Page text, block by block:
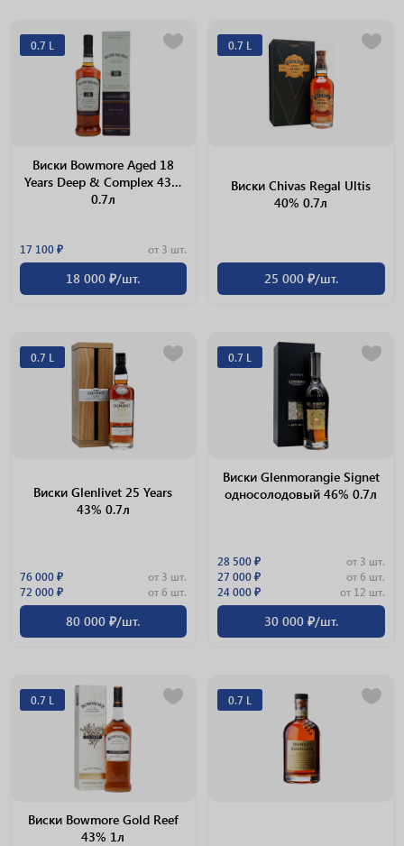
0.7 L
Виски Bowmore Aged 18
Years Deep & Complex 43%
0.7л
17 100 ₽ от 3 шт.
18 000 ₽/шт.
0.7 L
Виски Chivas Regal Ultis
40% 0.7л
25 000 ₽/шт.
0.7 L
Виски Glenlivet 25 Years
43% 0.7л
76 000 ₽
от 3 шт.
72 000 ₽
от 6 шт.
80 000 ₽/шт.
0.7 L
Виски Glenmorangie Signet
односолодовый 46% 0.7л
28 500 ₽
от 3 шт.
27 000 ₽
от 6 шт.
24 000 ₽
от 12 шт.
30 000 ₽/шт.
0.7 L
Виски Bowmore Gold Reef
43% 1л
0.7 L